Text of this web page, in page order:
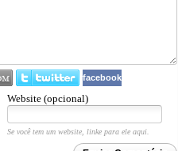
facebook
Website (opcional)
Se você tem um website, linke para ele aqui.